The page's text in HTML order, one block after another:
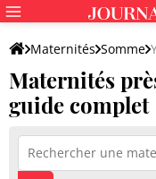
Maternités Somme
Maternités
guide complet